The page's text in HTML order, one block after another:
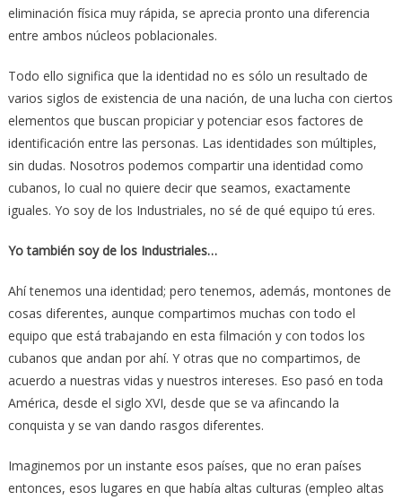
eliminación física muy rápida, se aprecia pronto una diferencia
entre ambos núcleos poblacionales.
Todo ello significa que la identidad no es sólo un resultado de
varios siglos de existencia de una nación, de una lucha con ciertos
elementos que buscan propiciar y potenciar esos factores de
identificación entre las personas. Las identidades son múltiples,
sin dudas. Nosotros podemos compartir una identidad como
cubanos, lo cual no quiere decir que seamos, exactamente
iguales. Yo soy de los Industriales, no sé de qué equipo tú eres.
Yo también soy de los Industriales…
Ahí tenemos una identidad; pero tenemos, además, montones de
cosas diferentes, aunque compartimos muchas con todo el
equipo que está trabajando en esta filmación y con todos los
cubanos que andan por ahí. Y otras que no compartimos, de
acuerdo a nuestras vidas y nuestros intereses. Eso pasó en toda
América, desde el siglo XVI, desde que se va afincando la
conquista y se van dando rasgos diferentes.
Imaginemos por un instante esos países, que no eran países
entonces, esos lugares en que había altas culturas (empleo altas